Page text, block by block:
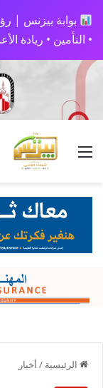
بوابة بيزنس |
• التأمين • ريادة
القائمة
الرئيسية / أخبار